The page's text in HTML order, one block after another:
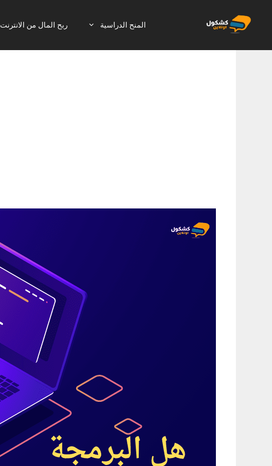
المحتوى
المنح الدراسية ربح المال من الانترنت